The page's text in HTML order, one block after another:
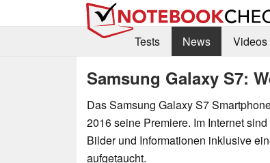
Tests
News Videos
Samsung Galaxy S7:
Das Samsung Galaxy S7
2016 seine Premiere. Im Internet
Bilder und Informationen inklusive
aufgetaucht.